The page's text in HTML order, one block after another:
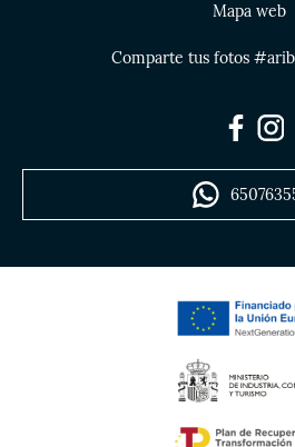
Mapa web
Comparte tus fotos